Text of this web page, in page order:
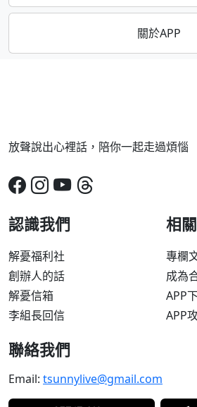
關於APP
放聲說出心裡話，陪你一起走過煩惱
認識我們
解憂福利社
創辦人的話
解憂信箱
李組長回信
相
專欄
成為
APP
APP
聯絡我們
Email: tsunnylive@gmail.com